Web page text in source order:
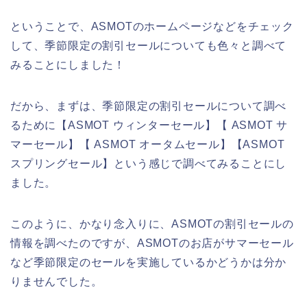
ということで、ASMOTのホームページなどをチェック
して、季節限定の割引セールについても色々と調べて
みることにしました！
だから、まずは、季節限定の割引セールについて調べ
るために【ASMOT ウィンターセール】【 ASMOT サ
マーセール】【 ASMOT オータムセール】【ASMOT
スプリングセール】という感じで調べてみることにし
ました。
このように、かなり念入りに、ASMOTの割引セールの
情報を調べたのですが、ASMOTのお店がサマーセール
など季節限定のセールを実施しているかどうかは分か
りませんでした。